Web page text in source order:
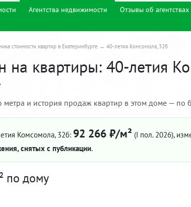
Агентства недвижимости Отзывы об
стоимости квартир в Екатеринбурге 40-летия Комсомола, 32б
на квартиры: 40-летия
метра и история продаж квартир в этом доме — по
Комсомола, 32б: 92 266 ₽/м² (I пол. 2026),
снятых с публикации.
по дому